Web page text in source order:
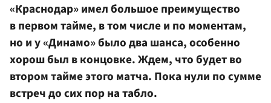
«Краснодар» имел большое преимущество
в первом тайме, в том числе и по моментам,
но и у «Динамо» было два шанса, особенно
хорош был в концовке. Ждем, что будет во
втором тайме этого матча. Пока нули по сумме
встреч до сих пор на табло.